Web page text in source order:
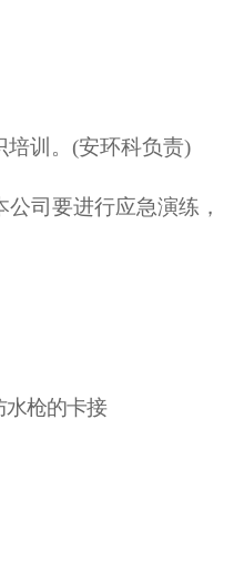
训。 (安环科负责)
司要进行应急演练，
水枪的卡接